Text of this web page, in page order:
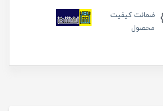
ضمانت کیفیت
محصول